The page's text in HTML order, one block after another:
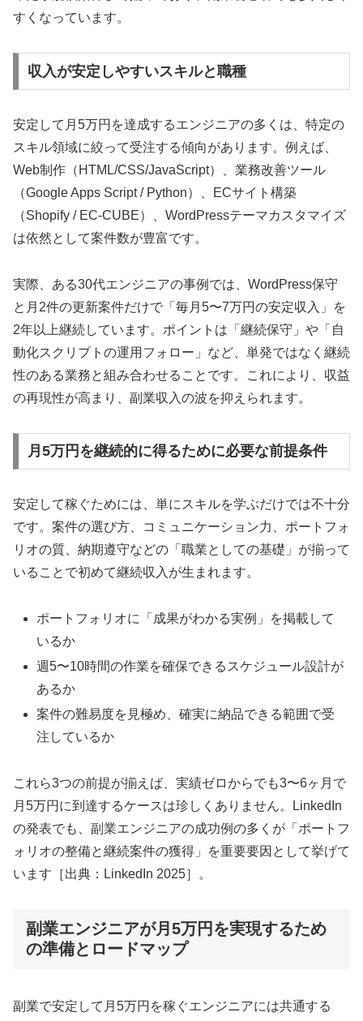
すくなっています。
収入が安定しやすいスキルと職種
安定して月5万円を達成するエンジニアの多くは、特定の
スキル領域に絞って受注する傾向があります。例えば、
Web制作（HTML/CSS/JavaScript）、業務改善ツール
（Google Apps Script / Python）、ECサイト構築
（Shopify / EC-CUBE）、WordPressテーマカスタマイズ
は依然として案件数が豊富です。
実際、ある30代エンジニアの事例では、WordPress保守
と月2件の更新案件だけで「毎月5〜7万円の安定収入」を
2年以上継続しています。ポイントは「継続保守」や「自
動化スクリプトの運用フォロー」など、単発ではなく継続
性のある業務と組み合わせることです。これにより、収益
の再現性が高まり、副業収入の波を抑えられます。
月5万円を継続的に得るために必要な前提条件
安定して稼ぐためには、単にスキルを学ぶだけでは不十分
です。案件の選び方、コミュニケーション力、ポートフォ
リオの質、納期遵守などの「職業としての基礎」が揃って
いることで初めて継続収入が生まれます。
ポートフォリオに「成果がわかる実例」を掲載して
いるか
週5〜10時間の作業を確保できるスケジュール設計が
あるか
案件の難易度を見極め、確実に納品できる範囲で受
注しているか
これら3つの前提が揃えば、実績ゼロからでも3〜6ヶ月で
月5万円に到達するケースは珍しくありません。LinkedIn
の発表でも、副業エンジニアの成功例の多くが「ポートフ
ォリオの整備と継続案件の獲得」を重要要因として挙げて
います［出典：LinkedIn 2025］。
副業エンジニアが月5万円を実現するため
の準備とロードマップ
副業で安定して月5万円を稼ぐエンジニアには共通する